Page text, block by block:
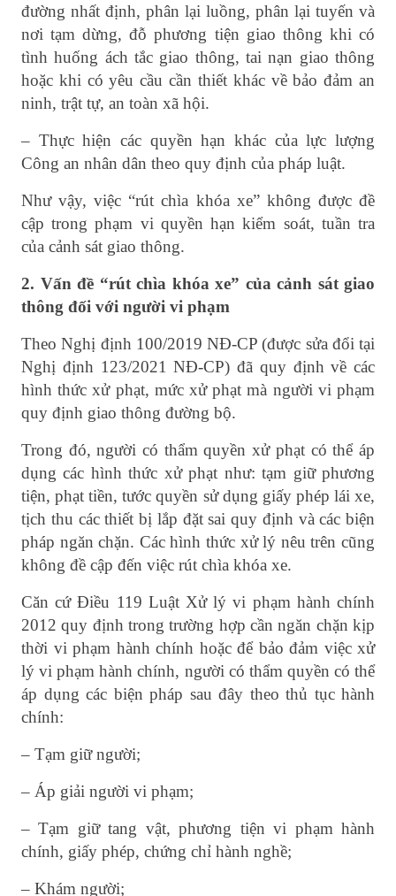
đường nhất định, phân lại luồng, phân lại tuyến và
nơi tạm dừng, đỗ phương tiện giao thông khi có
tình huống ách tắc giao thông, tai nạn giao thông
hoặc khi có yêu cầu cần thiết khác về bảo đảm an
ninh, trật tự, an toàn xã hội.
– Thực hiện các quyền hạn khác của lực lượng
Công an nhân dân theo quy định của pháp luật.
Như vậy, việc “rút chìa khóa xe” không được đề
cập trong phạm vi quyền hạn kiểm soát, tuần tra
của cảnh sát giao thông.
2. Vấn đề “rút chìa khóa xe” của cảnh sát giao
thông đối với người vi phạm
Theo Nghị định 100/2019 NĐ-CP (được sửa đổi tại
Nghị định 123/2021 NĐ-CP) đã quy định về các
hình thức xử phạt, mức xử phạt mà người vi phạm
quy định giao thông đường bộ.
Trong đó, người có thẩm quyền xử phạt có thể áp
dụng các hình thức xử phạt như: tạm giữ phương
tiện, phạt tiền, tước quyền sử dụng giấy phép lái xe,
tịch thu các thiết bị lắp đặt sai quy định và các biện
pháp ngăn chặn. Các hình thức xử lý nêu trên cũng
không đề cập đến việc rút chìa khóa xe.
Căn cứ Điều 119 Luật Xử lý vi phạm hành chính
2012 quy định trong trường hợp cần ngăn chặn kịp
thời vi phạm hành chính hoặc để bảo đảm việc xử
lý vi phạm hành chính, người có thẩm quyền có thể
áp dụng các biện pháp sau đây theo thủ tục hành
chính:
– Tạm giữ người;
– Áp giải người vi phạm;
– Tạm giữ tang vật, phương tiện vi phạm hành
chính, giấy phép, chứng chỉ hành nghề;
– Khám người;